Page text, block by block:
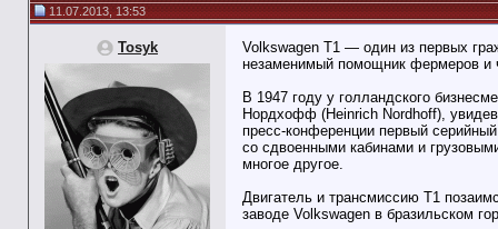
11.07.2013, 13:53
Tosyk
Volkswagen T1 — один из первых
незаменимый помощник фермеров и
В 1947 году у голландского
Нордхофф (Heinrich Nordhoff),
пресс-конференции первый
со сдвоенными кабинами и
многое другое.
Двигатель и трансмиссию T1
заводе Volkswagen в бразильском